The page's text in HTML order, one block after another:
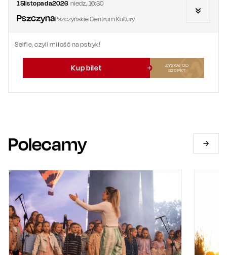
15listopada2026 niedz.,16:30
PszczynaPszczyńskie Centrum Kultury
Selfie, czyli miłość na pstryk!
Kup bilet
ZYSKAJ OD
330PKT
Polecamy